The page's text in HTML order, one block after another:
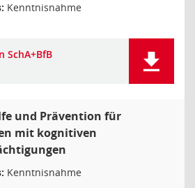
Kenntnisnahme
SchA+BfB
und Prävention für
mit kognitiven
Kenntnisnahme